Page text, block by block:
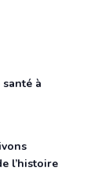
santé à
l’histoire